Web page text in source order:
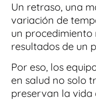
Un retraso, una
variación de
un
resultados de un
Por eso, los
en salud no solo
preservan la vida